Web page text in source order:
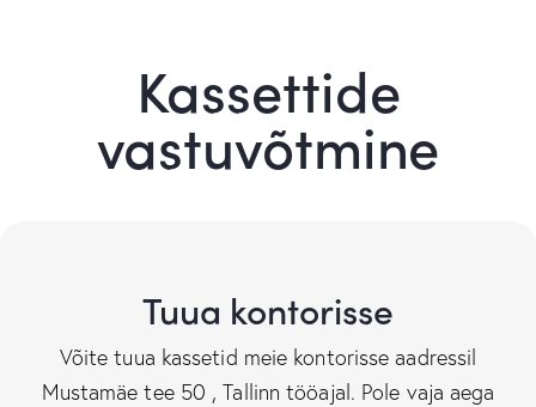
Kassettide
vastuvõtmine
Tuua kontorisse
Võite tuua kassetid meie kontorisse aadressil
Mustamäe tee 50 , Tallinn tööajal. Pole vaja aega